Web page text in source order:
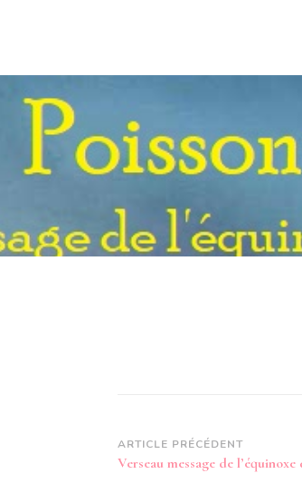
Navigation
d’article
ARTICLE PRÉCÉDENT
Verseau message de l’équinoxe